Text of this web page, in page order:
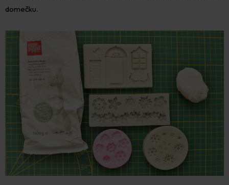
domečku.